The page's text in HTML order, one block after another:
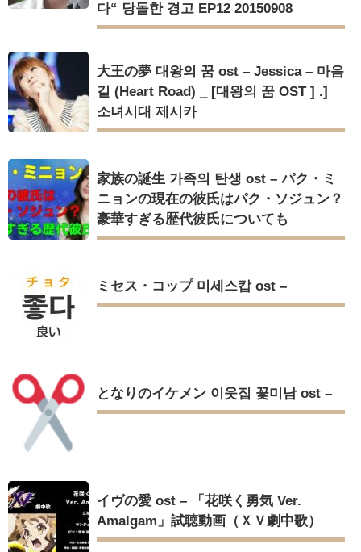
다“ 당돌한 경고 EP12 20150908
大王の夢 대왕의 꿈 ost – Jessica – 마음
길 (Heart Road) _ [대왕의 꿈 OST ] .]
소녀시대 제시카
家族の誕生 가족의 탄생 ost – パク・ミ
ニョンの現在の彼氏はパク・ソジュン？
豪華すぎる歴代彼氏についても
ミセス・コップ 미세스캅 ost –
となりのイケメン 이웃집 꽃미남 ost –
イヴの愛 ost – 「花咲く勇気 Ver.
Amalgam」試聴動画（ＸＶ劇中歌）